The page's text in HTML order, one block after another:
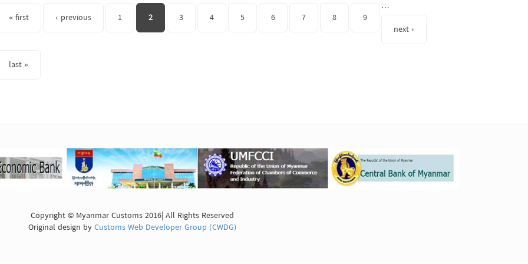
« first ‹ previous 1 2 3 4 5 6 7 8 9
…
next ›
last »
Copyright © Myanmar Customs 2016| All Rights Reserved
Original design byCustoms Web Developer Group (CWDG)